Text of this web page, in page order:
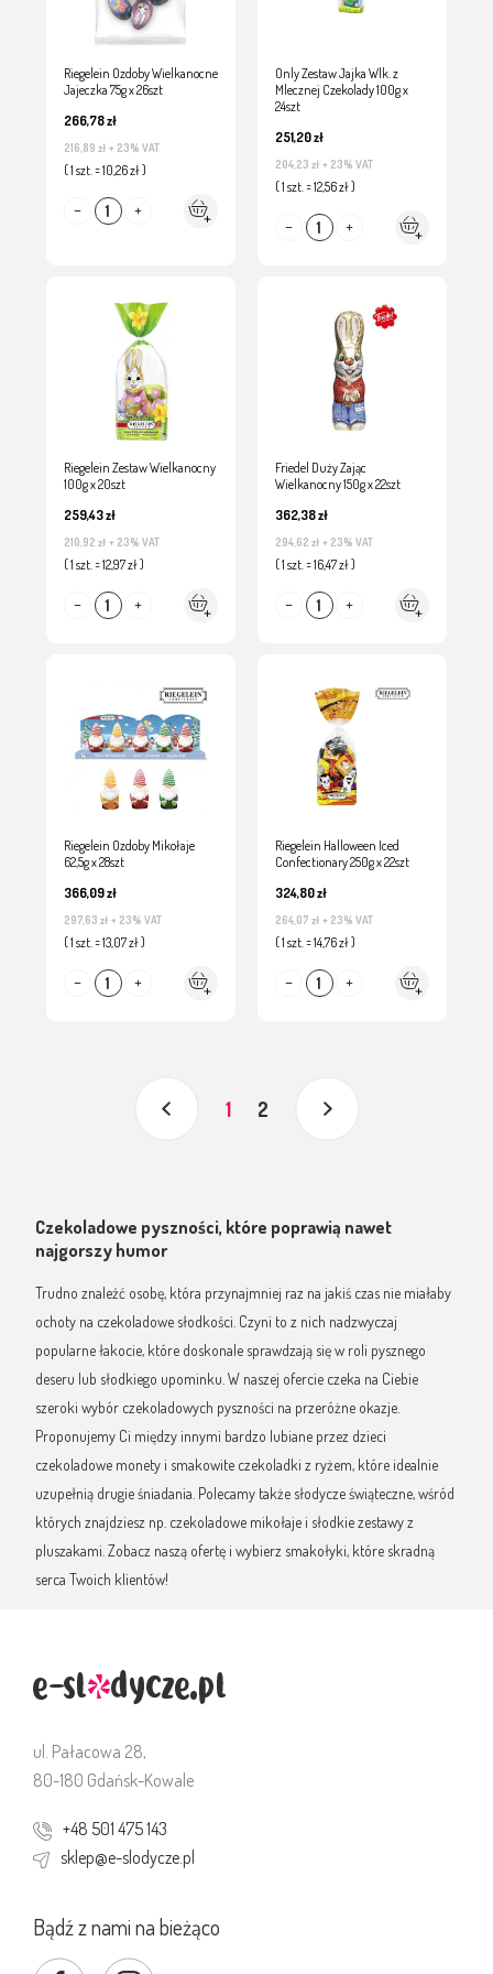
Riegelein Ozdoby Wielkanocne
Jajeczka 75g x 26szt
266,78 zł
216,89 zł + 23% VAT
( 1 szt. = 10,26 zł )
Only Zestaw Jajka Wlk. z
Mlecznej Czekolady 100g x
24szt
251,20 zł
204,23 zł + 23% VAT
( 1 szt. = 12,56 zł )
Riegelein Zestaw Wielkanocny
100g x 20szt
259,43 zł
210,92 zł + 23% VAT
( 1 szt. = 12,97 zł )
Friedel Duży Zając
Wielkanocny 150g x 22szt
362,38 zł
294,62 zł + 23% VAT
( 1 szt. = 16,47 zł )
Riegelein Ozdoby Mikołaje
62,5g x 28szt
366,09 zł
297,63 zł + 23% VAT
( 1 szt. = 13,07 zł )
Riegelein Halloween Iced
Confectionary 250g x 22szt
324,80 zł
264,07 zł + 23% VAT
( 1 szt. = 14,76 zł )
1 2
Czekoladowe pyszności, które poprawią nawet
najgorszy humor
Trudno znaleźć osobę, która przynajmniej raz na jakiś czas nie miałaby
ochoty na czekoladowe słodkości. Czyni to z nich nadzwyczaj
popularne łakocie, które doskonale sprawdzają się w roli pysznego
deseru lub słodkiego upominku. W naszej ofercie czeka na Ciebie
szeroki wybór czekoladowych pyszności na przeróżne okazje.
Proponujemy Ci między innymi bardzo lubiane przez dzieci
czekoladowe monety i smakowite czekoladki z ryżem, które idealnie
uzupełnią drugie śniadania. Polecamy także słodycze świąteczne, wśród
których znajdziesz np. czekoladowe mikołaje i słodkie zestawy z
pluszakami. Zobacz naszą ofertę i wybierz smakołyki, które skradną
serca Twoich klientów!
ul. Pałacowa 28,
80-180 Gdańsk-Kowale
+48 501 475 143
sklep@e-slodycze.pl
Bądź z nami na bieżąco